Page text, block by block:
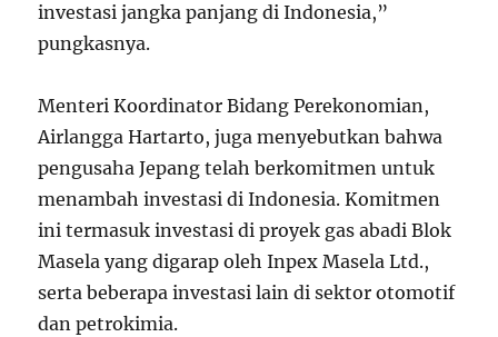
investasi jangka panjang di Indonesia,”
pungkasnya.
Menteri Koordinator Bidang Perekonomian,
Airlangga Hartarto, juga menyebutkan bahwa
pengusaha Jepang telah berkomitmen untuk
menambah investasi di Indonesia. Komitmen
ini termasuk investasi di proyek gas abadi Blok
Masela yang digarap oleh Inpex Masela Ltd.,
serta beberapa investasi lain di sektor otomotif
dan petrokimia.